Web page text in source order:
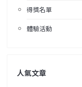
得獎名單
體驗活動
人氣文章